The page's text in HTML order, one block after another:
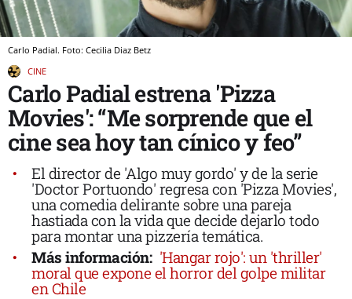
Carlo Padial. Foto: Cecilia Diaz Betz
CINE
Carlo Padial estrena 'Pizza
Movies': “Me sorprende que el
cine sea hoy tan cínico y feo”
El director de 'Algo muy gordo' y de la serie
'Doctor Portuondo' regresa con 'Pizza Movies',
una comedia delirante sobre una pareja
hastiada con la vida que decide dejarlo todo
para montar una pizzería temática.
Más información: 'Hangar rojo': un 'thriller'
moral que expone el horror del golpe militar
en Chile